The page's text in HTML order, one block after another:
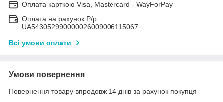
Оплата карткою Visa, Mastercard - WayForPay
Оплата на рахунок Р/р
UA543052990000026009006115067
Всі умови оплати
Умови повернення
Повернення товару впродовж 14 днів за рахунок покупця